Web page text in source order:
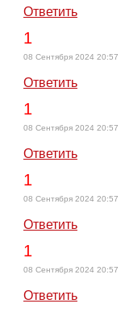
Ответить
1
08 Сентября 2024 20:57
Ответить
1
08 Сентября 2024 20:57
Ответить
1
08 Сентября 2024 20:57
Ответить
1
08 Сентября 2024 20:57
Ответить